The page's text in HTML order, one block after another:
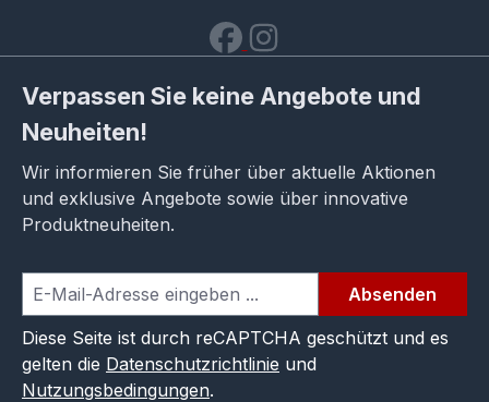
Verpassen Sie keine Angebote und
Neuheiten!
Wir informieren Sie früher über aktuelle Aktionen
und exklusive Angebote sowie über innovative
Produktneuheiten.
Absenden
Diese Seite ist durch reCAPTCHA geschützt und es
gelten die Datenschutzrichtlinie und
Nutzungsbedingungen.